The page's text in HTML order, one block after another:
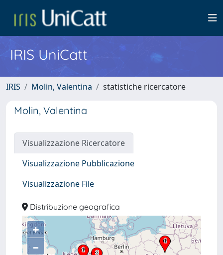
IRIS UniCatt
IRIS Molin, Valentina statistiche ricercatore
Molin, Valentina
Visualizzazione Ricercatore
Visualizzazione Pubblicazione
Visualizzazione File
Distribuzione geografica
+
–